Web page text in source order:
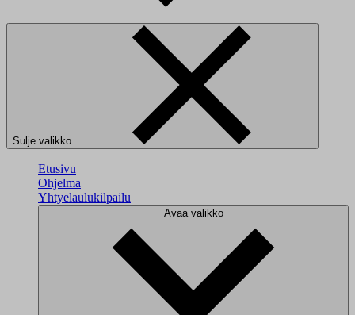
Sulje valikko
Etusivu
Ohjelma
Yhtyelaulukilpailu
Avaa valikko